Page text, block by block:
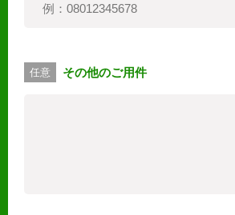
任意 その他のご用件